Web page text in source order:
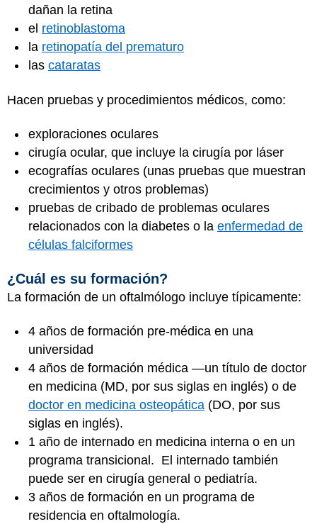
dañan la retina
el retinoblastoma
la retinopatía del prematuro
las cataratas
Hacen pruebas y procedimientos médicos, como:
exploraciones oculares
cirugía ocular, que incluye la cirugía por láser
ecografías oculares (unas pruebas que muestran
crecimientos y otros problemas)
pruebas de cribado de problemas oculares
relacionados con la diabetes o la enfermedad de
células falciformes
¿Cuál es su formación?
La formación de un oftalmólogo incluye típicamente:
4 años de formación pre-médica en una
universidad
4 años de formación médica —un título de doctor
en medicina (MD, por sus siglas en inglés) o de
doctor en medicina osteopática (DO, por sus
siglas en inglés).
1 año de internado en medicina interna o en un
programa transicional. El internado también
puede ser en cirugía general o pediatría.
3 años de formación en un programa de
residencia en oftalmología.